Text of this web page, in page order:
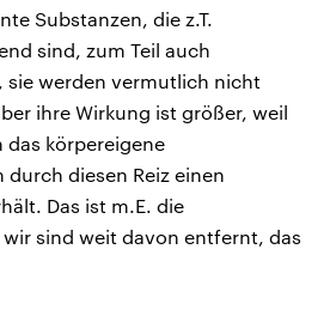
Substanzen, die z.T.
sind, zum Teil auch
werden vermutlich nicht
ihre Wirkung ist größer, weil
das körpereigene
diesen Reiz einen
Das ist m.E. die
sind weit davon entfernt, das